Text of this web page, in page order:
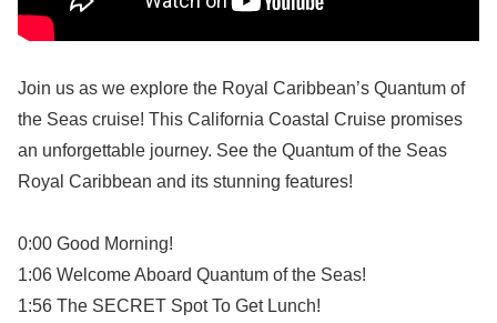
Join us as we explore the Royal Caribbean’s Quantum of
the Seas cruise! This California Coastal Cruise promises
an unforgettable journey. See the Quantum of the Seas
Royal Caribbean and its stunning features!
0:00 Good Morning!
1:06 Welcome Aboard Quantum of the Seas!
1:56 The SECRET Spot To Get Lunch!